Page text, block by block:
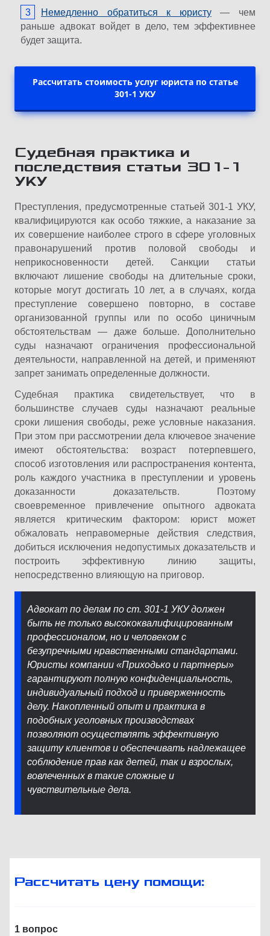
Немедленно обратиться к юристу— чем
раньше адвокат войдет в дело, тем эффективнее
будет защита.
Рассчитать стоимость услуг юриста по статье
301-1 УКУ
Судебная практика и
последствия статьи 301-1
УКУ
Преступления, предусмотренные статьей 301-1 УКУ,
квалифицируются как особо тяжкие, а наказание за
их совершение наиболее строго в сфере уголовных
правонарушений против половой свободы и
неприкосновенности детей. Санкции статьи
включают лишение свободы на длительные сроки,
которые могут достигать 10 лет, а в случаях, когда
преступление совершено повторно, в составе
организованной группы или по особо циничным
обстоятельствам — даже больше. Дополнительно
суды назначают ограничения профессиональной
деятельности, направленной на детей, и применяют
запрет занимать определенные должности.
Судебная практика свидетельствует, что в
большинстве случаев суды назначают реальные
сроки лишения свободы, реже условные наказания.
При этом при рассмотрении дела ключевое значение
имеют обстоятельства: возраст потерпевшего,
способ изготовления или распространения контента,
роль каждого участника в преступлении и уровень
доказанности доказательств. Поэтому
своевременное привлечение опытного адвоката
является критическим фактором: юрист может
обжаловать неправомерные действия следствия,
добиться исключения недопустимых доказательств и
построить эффективную линию защиты,
непосредственно влияющую на приговор.
Адвокат по делам по ст. 301-1 УКУ должен
быть не только высококвалифицированным
профессионалом, но и человеком с
безупречными нравственными стандартами.
Юристы компании «Приходько и партнеры»
гарантируют полную конфиденциальность,
индивидуальный подход и приверженность
делу. Накопленный опыт и практика в
подобных уголовных производствах
позволяют осуществлять эффективную
защиту клиентов и обеспечивать надлежащее
соблюдение прав как детей, так и взрослых,
вовлеченных в такие сложные и
чувствительные дела.
Рассчитать цену помощи:
1 вопрос